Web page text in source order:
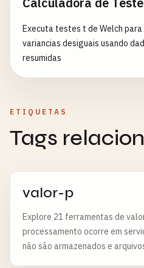
Executa testes t de Welch
variancias desiguais usando
resumidas
ETIQUETAS
Tags
valor-p
Explore 21 ferramentas de
processamento ocorre em
não são armazenados e